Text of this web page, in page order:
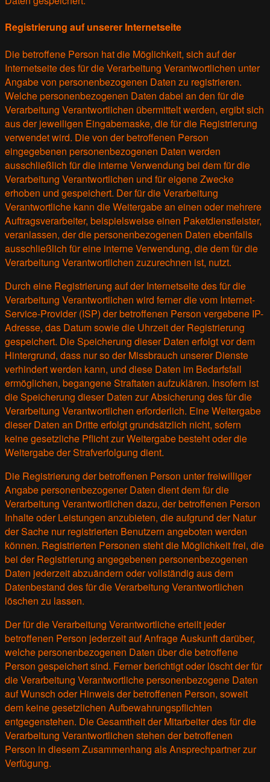
Registrierung auf unserer Internetseite
Die betroffene Person hat die Möglichkeit, sich auf der
Internetseite des für die Verarbeitung Verantwortlichen unter
Angabe von personenbezogenen Daten zu registrieren.
Welche personenbezogenen Daten dabei an den für die
Verarbeitung Verantwortlichen übermittelt werden, ergibt sich
aus der jeweiligen Eingabemaske, die für die Registrierung
verwendet wird. Die von der betroffenen Person
eingegebenen personenbezogenen Daten werden
ausschließlich für die interne Verwendung bei dem für die
Verarbeitung Verantwortlichen und für eigene Zwecke
erhoben und gespeichert. Der für die Verarbeitung
Verantwortliche kann die Weitergabe an einen oder mehrere
Auftragsverarbeiter, beispielsweise einen Paketdienstleister,
veranlassen, der die personenbezogenen Daten ebenfalls
ausschließlich für eine interne Verwendung, die dem für die
Verarbeitung Verantwortlichen zuzurechnen ist, nutzt.
Durch eine Registrierung auf der Internetseite des für die
Verarbeitung Verantwortlichen wird ferner die vom Internet-
Service-Provider (ISP) der betroffenen Person vergebene IP-
Adresse, das Datum sowie die Uhrzeit der Registrierung
gespeichert. Die Speicherung dieser Daten erfolgt vor dem
Hintergrund, dass nur so der Missbrauch unserer Dienste
verhindert werden kann, und diese Daten im Bedarfsfall
ermöglichen, begangene Straftaten aufzuklären. Insofern ist
die Speicherung dieser Daten zur Absicherung des für die
Verarbeitung Verantwortlichen erforderlich. Eine Weitergabe
dieser Daten an Dritte erfolgt grundsätzlich nicht, sofern
keine gesetzliche Pflicht zur Weitergabe besteht oder die
Weitergabe der Strafverfolgung dient.
Die Registrierung der betroffenen Person unter freiwilliger
Angabe personenbezogener Daten dient dem für die
Verarbeitung Verantwortlichen dazu, der betroffenen Person
Inhalte oder Leistungen anzubieten, die aufgrund der Natur
der Sache nur registrierten Benutzern angeboten werden
können. Registrierten Personen steht die Möglichkeit frei, die
bei der Registrierung angegebenen personenbezogenen
Daten jederzeit abzuändern oder vollständig aus dem
Datenbestand des für die Verarbeitung Verantwortlichen
löschen zu lassen.
Der für die Verarbeitung Verantwortliche erteilt jeder
betroffenen Person jederzeit auf Anfrage Auskunft darüber,
welche personenbezogenen Daten über die betroffene
Person gespeichert sind. Ferner berichtigt oder löscht der für
die Verarbeitung Verantwortliche personenbezogene Daten
auf Wunsch oder Hinweis der betroffenen Person, soweit
dem keine gesetzlichen Aufbewahrungspflichten
entgegenstehen. Die Gesamtheit der Mitarbeiter des für die
Verarbeitung Verantwortlichen stehen der betroffenen
Person in diesem Zusammenhang als Ansprechpartner zur
Verfügung.